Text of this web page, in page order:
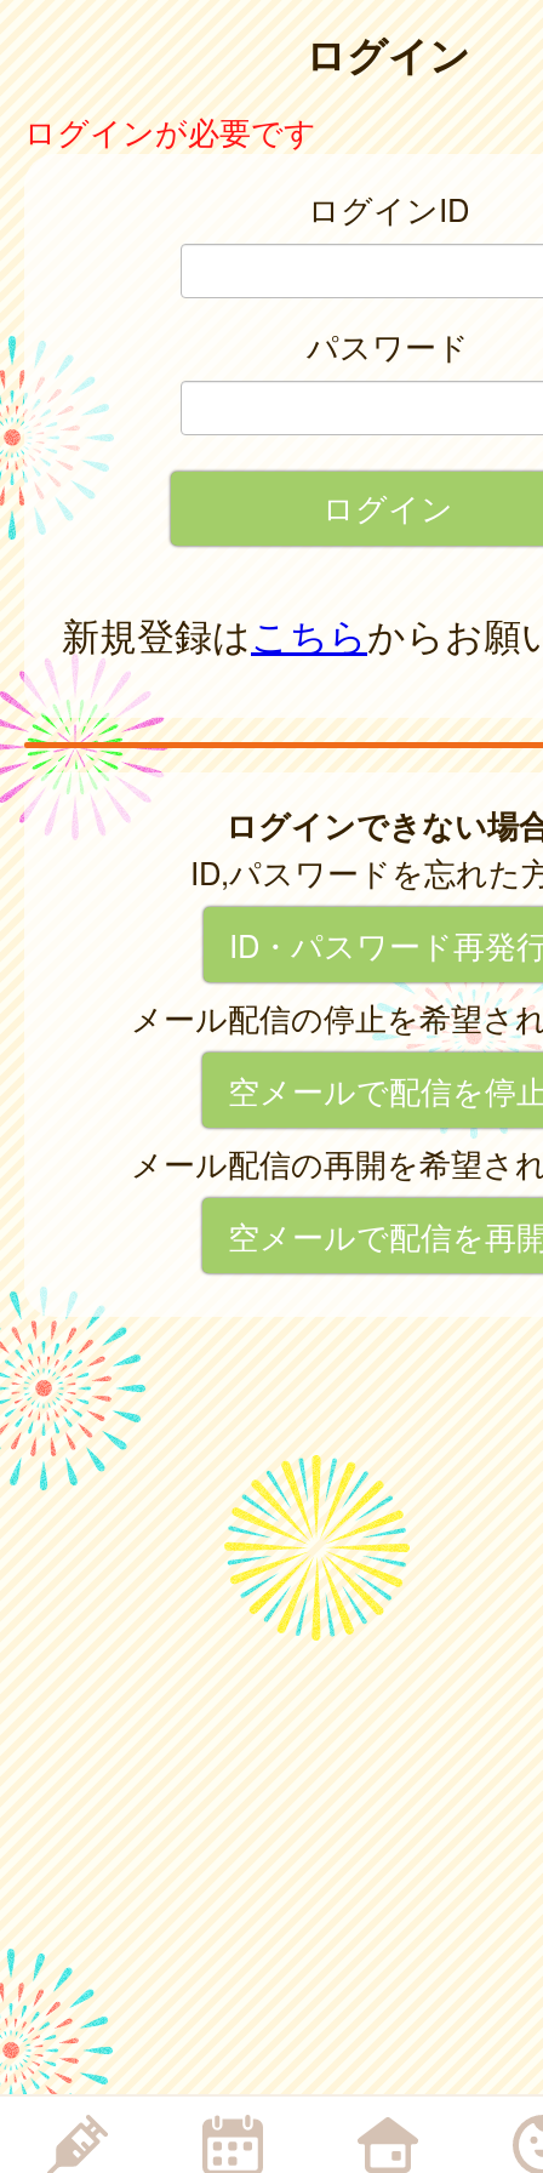
ログイン
ログインが必要です
ログインID
パスワード
新規登録はこちらからお願
ログインできない場
ID,パスワードを忘れた
ID・パスワード再発
メール配信の停止を希望さ
空メールで配信を停
メール配信の再開を希望さ
空メールで配信を再